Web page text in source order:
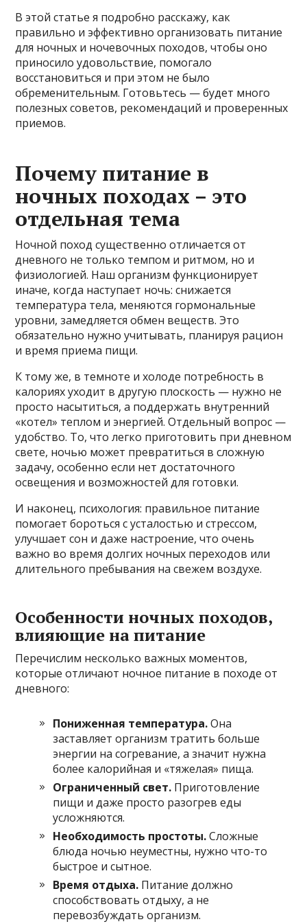
В этой статье я подробно расскажу, как
правильно и эффективно организовать питание
для ночных и ночевочных походов, чтобы оно
приносило удовольствие, помогало
восстановиться и при этом не было
обременительным. Готовьтесь — будет много
полезных советов, рекомендаций и проверенных
приемов.
Почему питание в
ночных походах – это
отдельная тема
Ночной поход существенно отличается от
дневного не только темпом и ритмом, но и
физиологией. Наш организм функционирует
иначе, когда наступает ночь: снижается
температура тела, меняются гормональные
уровни, замедляется обмен веществ. Это
обязательно нужно учитывать, планируя рацион
и время приема пищи.
К тому же, в темноте и холоде потребность в
калориях уходит в другую плоскость — нужно не
просто насытиться, а поддержать внутренний
«котел» теплом и энергией. Отдельный вопрос —
удобство. То, что легко приготовить при дневном
свете, ночью может превратиться в сложную
задачу, особенно если нет достаточного
освещения и возможностей для готовки.
И наконец, психология: правильное питание
помогает бороться с усталостью и стрессом,
улучшает сон и даже настроение, что очень
важно во время долгих ночных переходов или
длительного пребывания на свежем воздухе.
Особенности ночных походов,
влияющие на питание
Перечислим несколько важных моментов,
которые отличают ночное питание в походе от
дневного:
Пониженная температура.Она
заставляет организм тратить больше
энергии на согревание, а значит нужна
более калорийная и «тяжелая» пища.
Ограниченный свет. Приготовление
пищи и даже просто разогрев еды
усложняются.
Необходимость простоты.Сложные
блюда ночью неуместны, нужно что-то
быстрое и сытное.
Время отдыха. Питание должно
способствовать отдыху, а не
перевозбуждать организм.